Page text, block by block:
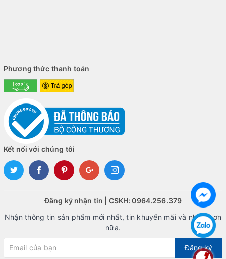
Phương thức thanh toán
Kết nối với chúng tôi
Đăng ký nhận tin | CSKH: 0964.256.379
Nhận thông tin sản phẩm mới nhất, tin khuyến mãi và nhiều hơn
nữa.
Đăng ký